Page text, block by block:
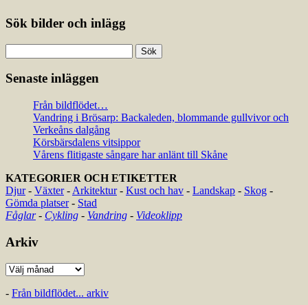
Sök bilder och inlägg
efter:
Senaste inläggen
Från bildflödet…
Vandring i Brösarp: Backaleden, blommande gullvivor och
Verkeåns dalgång
Körsbärsdalens vitsippor
Vårens flitigaste sångare har anlänt till Skåne
KATEGORIER OCH ETIKETTER
Djur- Växter- Arkitektur- Kust och hav - Landskap - Skog -
Gömda platser- Stad
Fåglar- Cykling - Vandring - Videoklipp
Arkiv
Arkiv
- Från bildflödet... arkiv